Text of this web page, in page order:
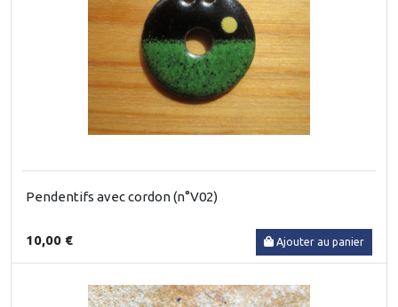
Pendentifs avec cordon (n°V02)
10,00 € Ajouter au panier